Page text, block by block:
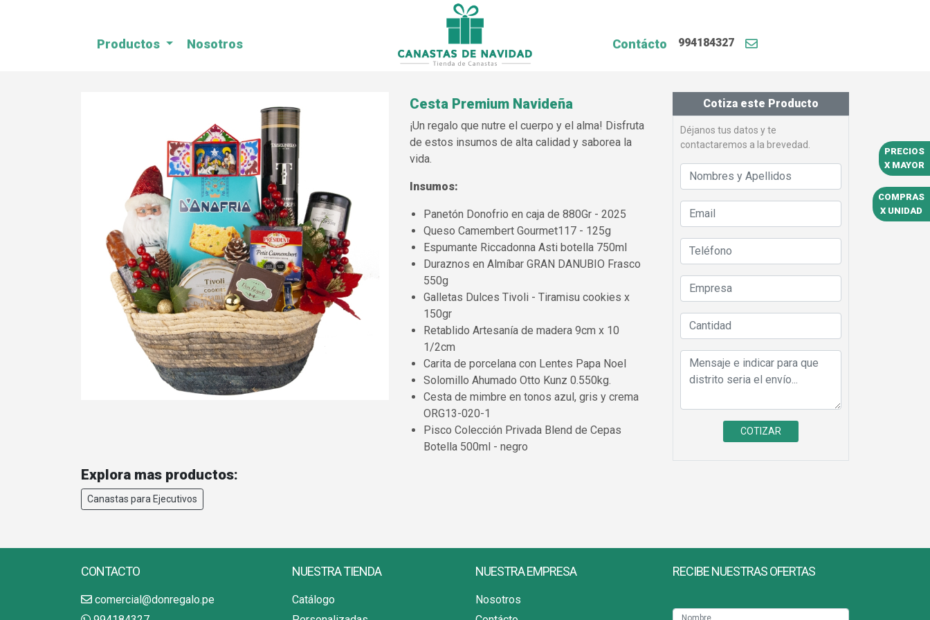
Productos Nosotros Contácto 994184327
PRECIOS
X MAYOR
COMPRAS
X UNIDAD
Previous
Cesta Premium Navideña
¡Un regalo que nutre el cuerpo y el alma! Disfruta
de estos insumos de alta calidad y saborea la
vida.
Insumos:
Panetón Donofrio en caja de 880Gr - 2025
Queso Camembert Gourmet117 - 125g
Espumante Riccadonna Asti botella 750ml
Duraznos en Almíbar GRAN DANUBIO Frasco
550g
Galletas Dulces Tivoli - Tiramisu cookies x
150gr
Retablido Artesanía de madera 9cm x 10
1/2cm
Carita de porcelana con Lentes Papa Noel
Solomillo Ahumado Otto Kunz 0.550kg.
Cesta de mimbre en tonos azul, gris y crema
ORG13-020-1
Pisco Colección Privada Blend de Cepas
Botella 500ml - negro
Cotiza este Producto
Déjanos tus datos y te
contactaremos a la brevedad.
Explora mas productos:
Canastas para Ejecutivos
CONTACTO
comercial@donregalo.pe
NUESTRA TIENDA
Catálogo
NUESTRA EMPRESA
Nosotros
RECIBE NUESTRAS OFERTAS